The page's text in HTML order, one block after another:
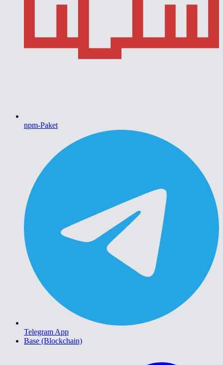
npm-Paket
Telegram App
Base (Blockchain)